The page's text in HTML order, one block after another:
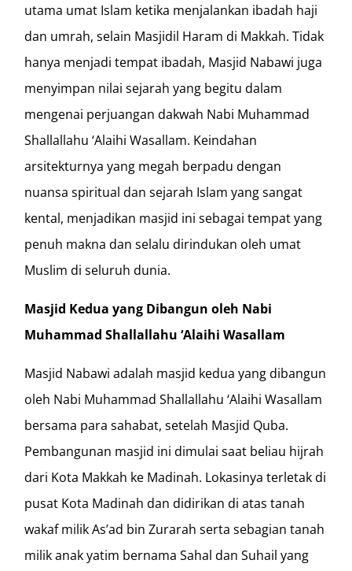
utama umat Islam ketika menjalankan ibadah haji
dan umrah, selain Masjidil Haram di Makkah. Tidak
hanya menjadi tempat ibadah, Masjid Nabawi juga
menyimpan nilai sejarah yang begitu dalam
mengenai perjuangan dakwah Nabi Muhammad
Shallallahu ‘Alaihi Wasallam. Keindahan
arsitekturnya yang megah berpadu dengan
nuansa spiritual dan sejarah Islam yang sangat
kental, menjadikan masjid ini sebagai tempat yang
penuh makna dan selalu dirindukan oleh umat
Muslim di seluruh dunia.
Masjid Kedua yang Dibangun oleh Nabi
Muhammad Shallallahu ‘Alaihi Wasallam
Masjid Nabawi adalah masjid kedua yang dibangun
oleh Nabi Muhammad Shallallahu ‘Alaihi Wasallam
bersama para sahabat, setelah Masjid Quba.
Pembangunan masjid ini dimulai saat beliau hijrah
dari Kota Makkah ke Madinah. Lokasinya terletak di
pusat Kota Madinah dan didirikan di atas tanah
wakaf milik As’ad bin Zurarah serta sebagian tanah
milik anak yatim bernama Sahal dan Suhail yang